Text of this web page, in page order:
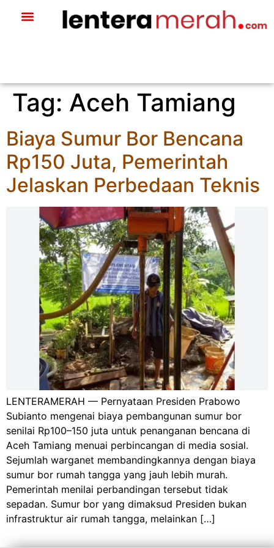
Tag: Aceh Tamiang
Biaya Sumur Bor Bencana
Rp150 Juta, Pemerintah
Jelaskan Perbedaan Teknis
LENTERAMERAH — Pernyataan Presiden Prabowo
Subianto mengenai biaya pembangunan sumur bor
senilai Rp100–150 juta untuk penanganan bencana di
Aceh Tamiang menuai perbincangan di media sosial.
Sejumlah warganet membandingkannya dengan biaya
sumur bor rumah tangga yang jauh lebih murah.
Pemerintah menilai perbandingan tersebut tidak
sepadan. Sumur bor yang dimaksud Presiden bukan
infrastruktur air rumah tangga, melainkan […]